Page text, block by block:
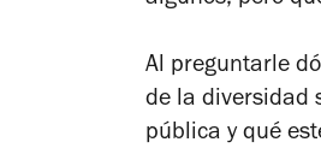
Al preguntarle
de la diversidad
pública y qué